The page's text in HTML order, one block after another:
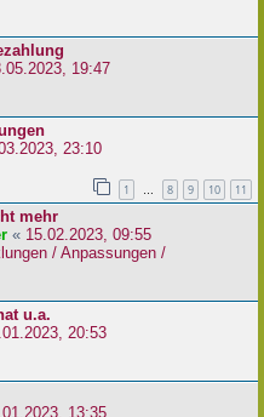
19:47
23:10
1 … 8 9 10 11
mehr
« 15.02.2023, 09:55
/ Anpassungen /
u.a.
20:53
13:35